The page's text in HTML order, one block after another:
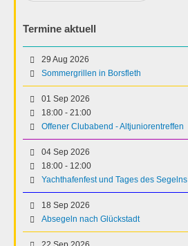
Termine aktuell
29 Aug 2026
Sommergrillen in Borsfleth
01 Sep 2026
18:00 - 21:00
Offener Clubabend - Altjuniorentreffen
04 Sep 2026
18:00 - 12:00
Yachthafenfest und Tages des Segelns
18 Sep 2026
Absegeln nach Glückstadt